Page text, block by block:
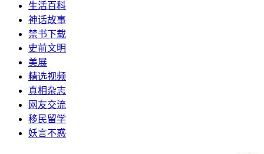
生活百科
神话故事
禁书下载
史前文明
美展
精选视频
真相杂志
网友交流
移民留学
妖言不惑